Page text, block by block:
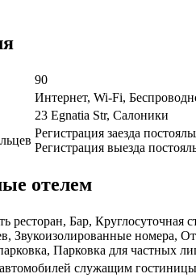
90
Интернет, Wi-Fi,
23 Egnatia Str, Салоники
Регистрация заезда
Регистрация выезда
отелем
ресторан, Бар, Круглосуточная
Звукоизолированные номера,
Парковка для частных
служащим гостиницы